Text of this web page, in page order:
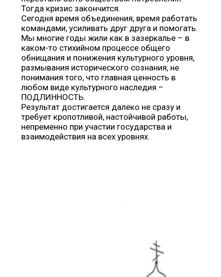
Тогда кризис закончится.
Сегодня время объединения, время работать
командами, усиливать друг друга и помогать.
Мы многие годы жили как в зазеркалье – в
каком-то стихийном процессе общего
обнищания и понижения культурного уровня,
размывания исторического сознания, не
понимания того, что главная ценность в
любом виде культурного наследия –
ПОДЛИННОСТЬ.
Результат достигается далеко не сразу и
требует кропотливой, настойчивой работы,
непременно при участии государства и
взаимодействия на всех уровнях.